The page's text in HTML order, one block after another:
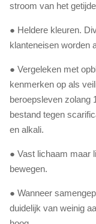
stroom van het
● Heldere kleuren.
klanteneisen worden
● Vergeleken met
kenmerken op als
beroepsleven zolang
bestand tegen
en alkali.
● Vast lichaam maar
bewegen.
● Wanneer
duidelijk van weinig